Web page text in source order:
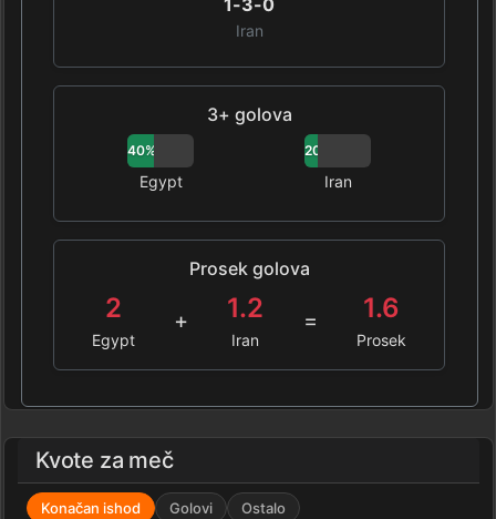
1-3-0
Iran
3+ golova
40%
Egypt
20%
Iran
Prosek golova
2
Egypt
+ 1.2
Iran
= 1.6
Prosek
Kvote za meč
Konačan ishod Golovi Ostalo